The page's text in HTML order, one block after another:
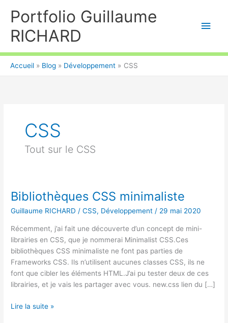
Portfolio Guillaume
RICHARD
Accueil Blog Développement CSS
CSS
Tout sur le CSS
Bibliothèques CSS minimaliste
Guillaume RICHARD/CSS, Développement / 29 mai 2020
Récemment, j’ai fait une découverte d’un concept de mini-
librairies en CSS, que je nommerai Minimalist CSS.Ces
bibliothèques CSS minimaliste ne font pas parties de
Frameworks CSS. Ils n’utilisent aucunes classes CSS, ils ne
font que cibler les éléments HTML.J’ai pu tester deux de ces
librairies, et je vais les partager avec vous. new.css lien du […]
Bibliothèques
Lire la suite »